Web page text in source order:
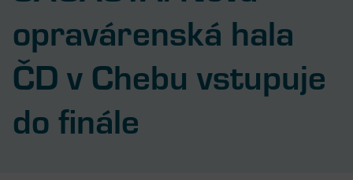
opravárenská hala
ČD v Chebu vstupuje
do finále